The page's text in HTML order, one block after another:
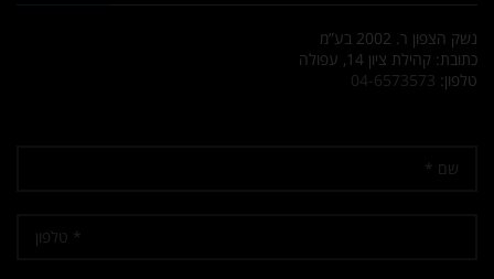
נשק הצפון ר. 2002 בע”מ
כתובת: קהילת ציון 14, עפולה
טלפון: 04-6573573